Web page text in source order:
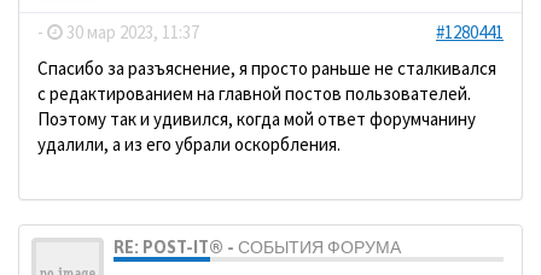
- 30 мар 2023, 11:37
#1280441
Спасибо за разъяснение, я просто раньше не сталкивался
с редактированием на главной постов пользователей.
Поэтому так и удивился, когда мой ответ форумчанину
удалили, а из его убрали оскорбления.
RE: POST-IT® - СОБЫТИЯ ФОРУМА